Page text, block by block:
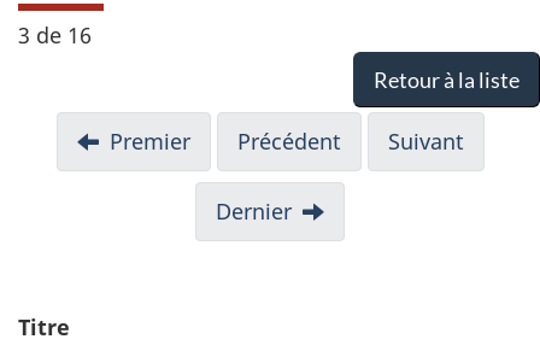
3 de 16
Retour à la liste
Premier Précédent Suivant
Dernier
Titre